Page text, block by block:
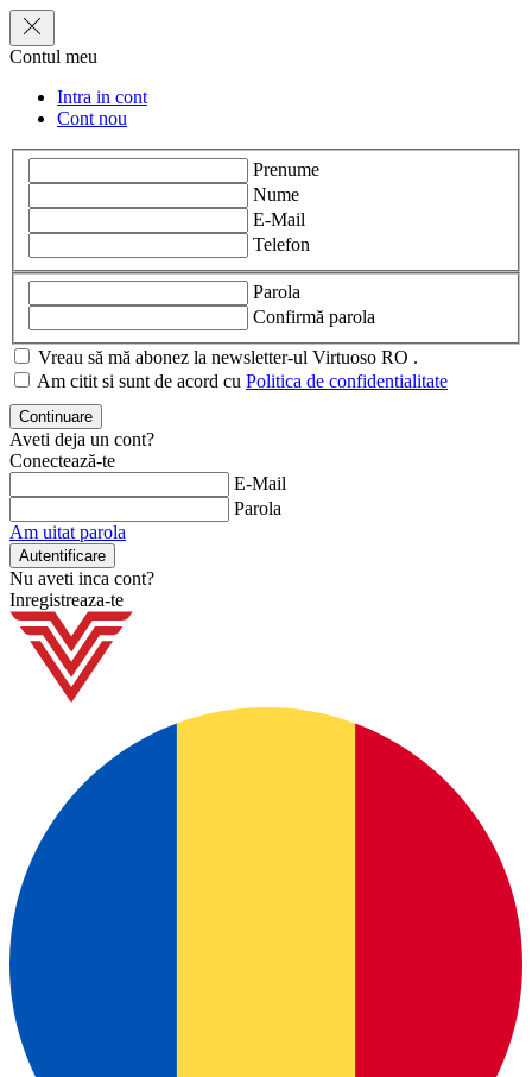
Contul meu
Intra in cont
Cont nou
Prenume
Nume
E-Mail
Telefon
Parola
Confirmă parola
Vreau să mă abonez la newsletter-ul Virtuoso RO .
Am citit si sunt de acord cu Politica de confidentialitate
Aveti deja un cont?
Conectează-te
E-Mail
Parola
Am uitat parola
Nu aveti inca cont?
Inregistreaza-te